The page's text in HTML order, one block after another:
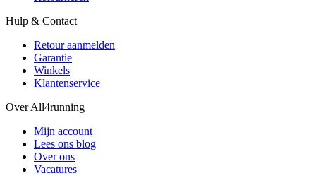
Hulp & Contact
Retour aanmelden
Garantie
Winkels
Klantenservice
Over All4running
Mijn account
Lees ons blog
Over ons
Vacatures